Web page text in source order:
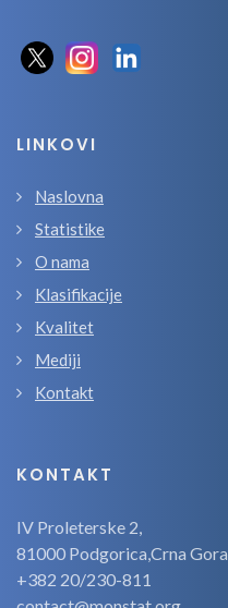
LINKOVI
Naslovna
Statistike
O nama
Klasifikacije
Kvalitet
Mediji
Kontakt
KONTAKT
IV Proleterske 2,
81000 Podgorica,Crna Gora
+382 20/230-811